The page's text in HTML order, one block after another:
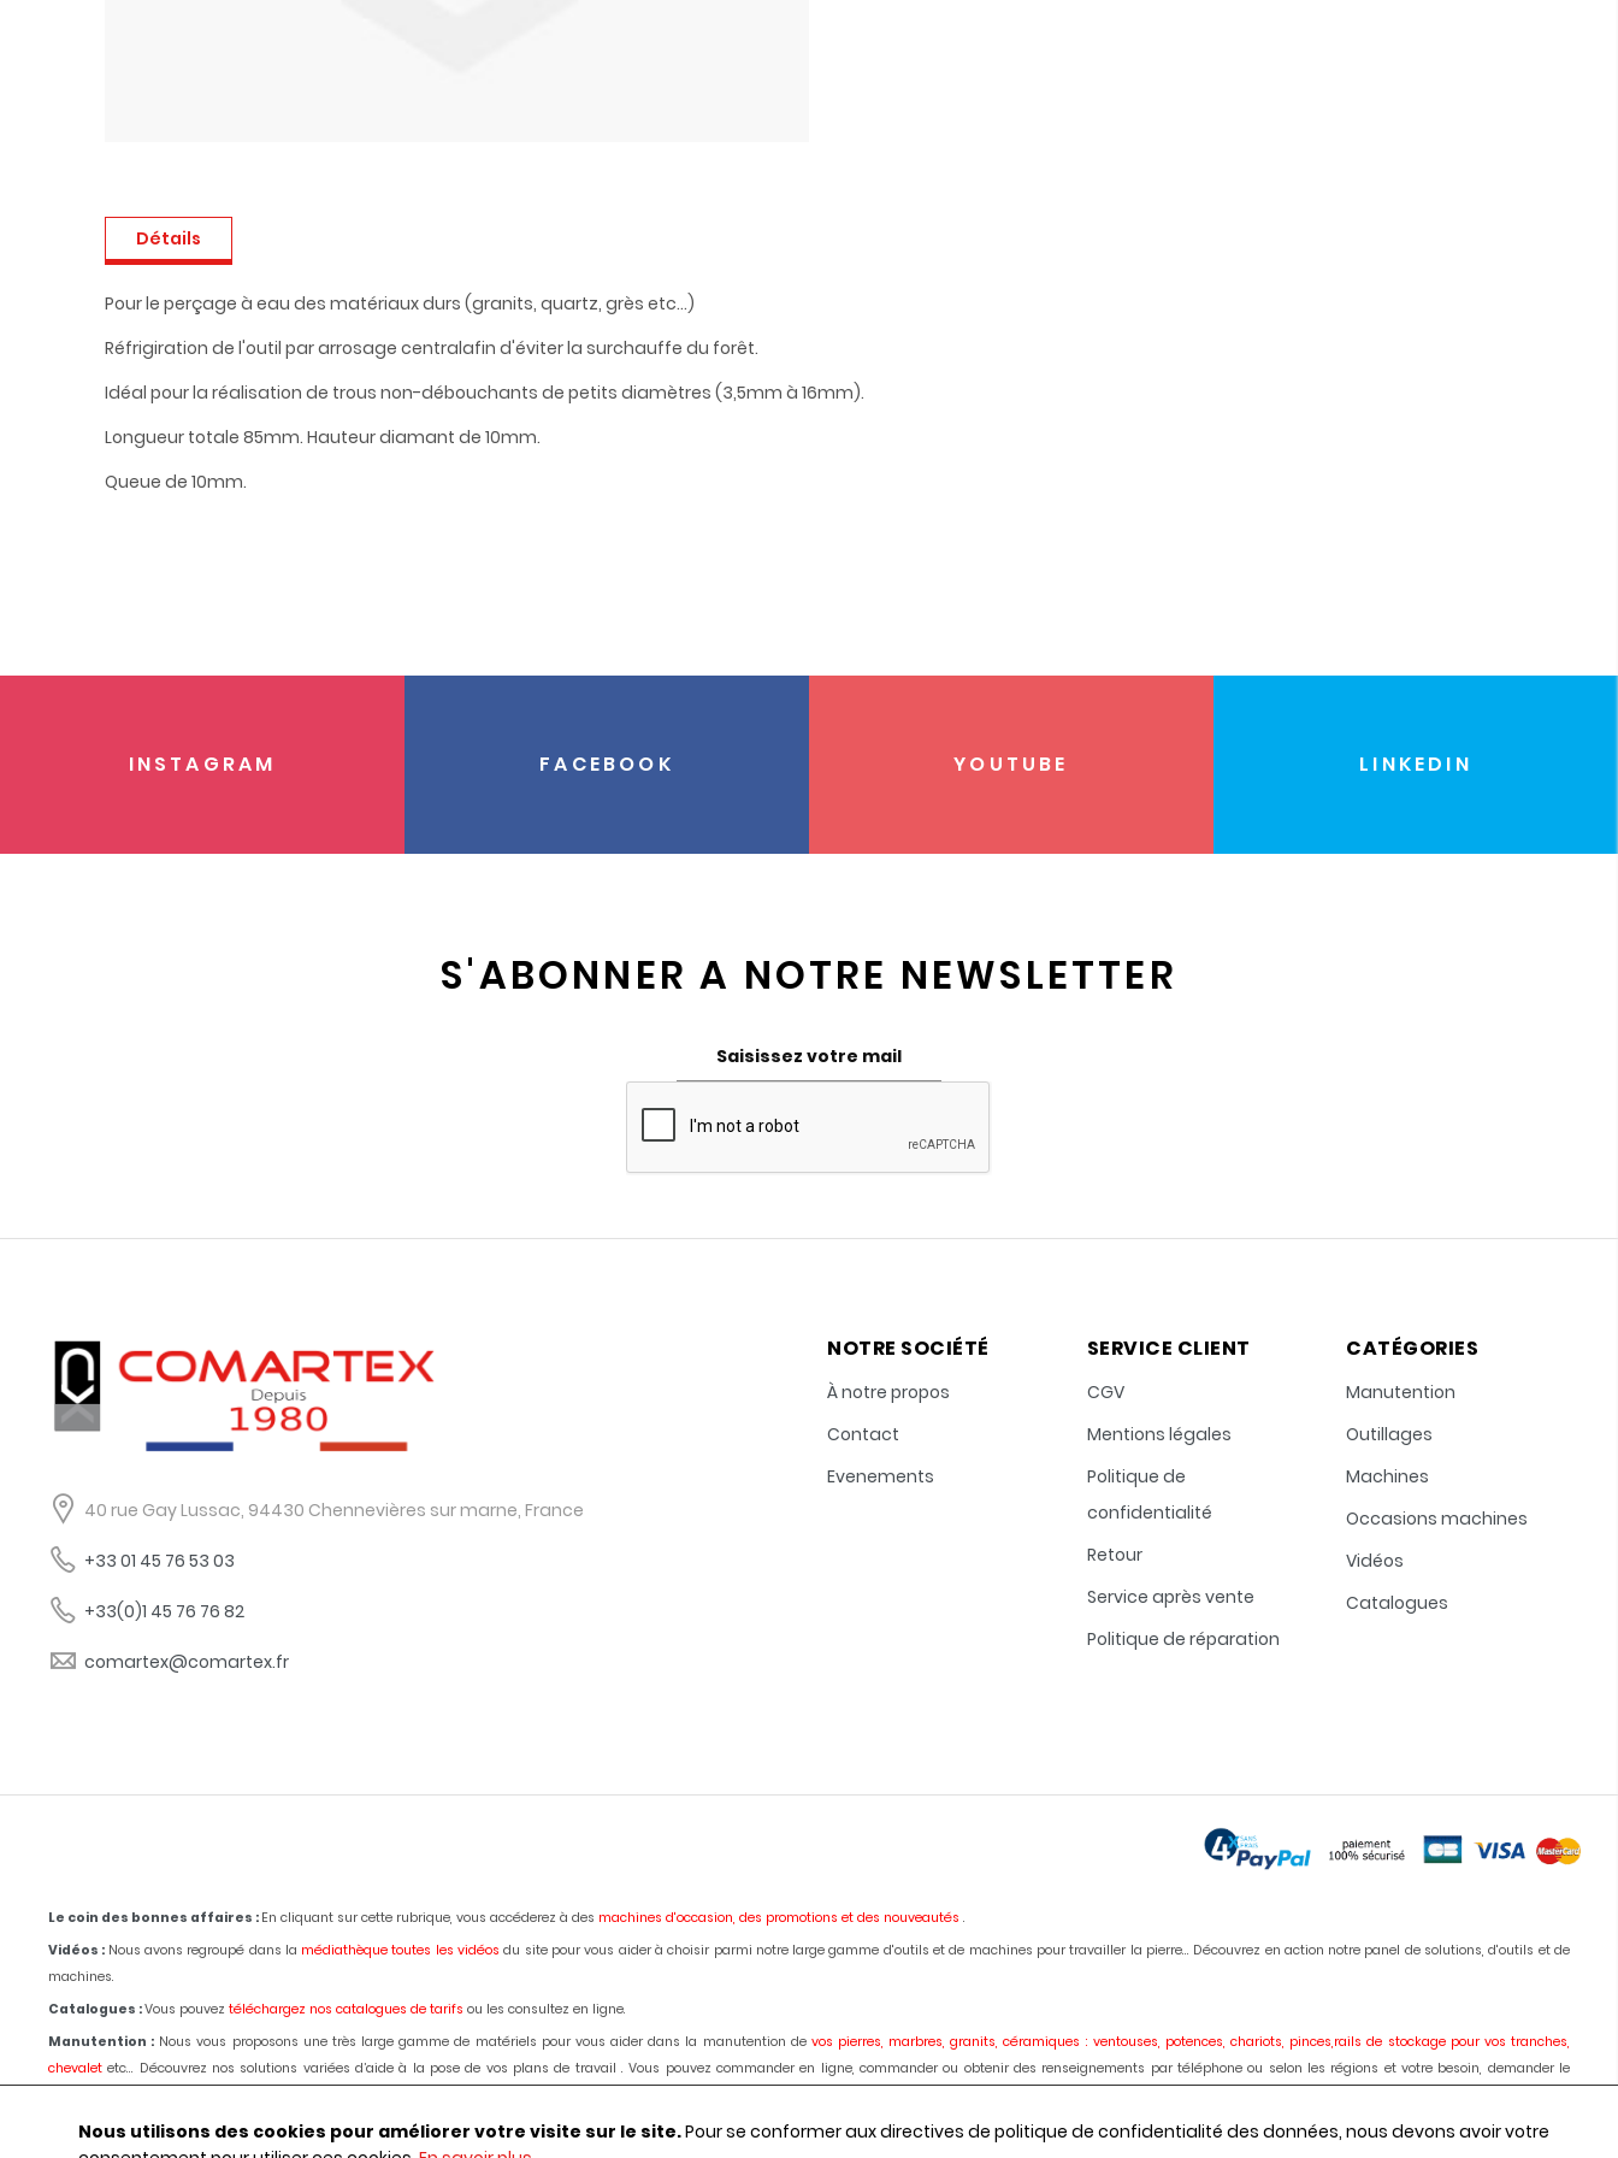
Détails
Pour le perçage à eau des matériaux durs (granits, quartz, grès etc...)
Réfrigiration de l'outil par arrosage centralafin d'éviter la surchauffe du forêt.
Idéal pour la réalisation de trous non-débouchants de petits diamètres (3,5mm à 16mm).
Longueur totale 85mm. Hauteur diamant de 10mm.
Queue de 10mm.
INSTAGRAM FACEBOOK YOUTUBE LINKEDIN
S'ABONNER A NOTRE NEWSLETTER
40 rue Gay Lussac, 94430 Chennevières sur marne, France
+33 01 45 76 53 03
+33(0)1 45 76 76 82
comartex@comartex.fr
NOTRE SOCIÉTÉ
À notre propos
Contact
Evenements
SERVICE CLIENT
CGV
Mentions légales
Politique de
confidentialité
Retour
Service après vente
Politique de réparation
CATÉGORIES
Manutention
Outillages
Machines
Occasions machines
Vidéos
Catalogues
Le coin des bonnes affaires : En cliquant sur cette rubrique, vous accéderez à des machines d'occasion, des promotions et des nouveautés .
Vidéos : Nous avons regroupé dans la médiathèque toutes les vidéos du site pour vous aider à choisir parmi notre large gamme d'outils et de machines pour travailler la pierre... Découvrez en action notre panel de solutions, d'outils et de
machines.
Catalogues :Vous pouvez téléchargez nos catalogues de tarifs ou les consultez en ligne.
Manutention : Nous vous proposons une très large gamme de matériels pour vous aider dans la manutention de vos pierres, marbres, granits, céramiques : ventouses, potences, chariots, pinces,rails de stockage pour vos tranches,
chevaletetc... Découvrez nos solutions variées d’aide à la pose de vos plans de travail . Vous pouvez commander en ligne, commander ou obtenir des renseignements par téléphone ou selon les régions et votre besoin, demander le
Outillages : Pour la marbrerie de décoration,tronçonnage,polissage, bouchardage des marbres, granits, bétons, céramiques, dekton : disque diamant, forets, fraises, meules, colles, silicones, antitachesetc... Vous pouvez commander en
ligne, commander ou obtenir des renseignements par téléphone ou selon les régions et votre besoin, demander le passage d'un de nos techniciens.
Nous utilisons des cookies pour améliorer votre visite sur le site.Pour se conformer aux directives de politique de confidentialité des données, nous devons avoir votre